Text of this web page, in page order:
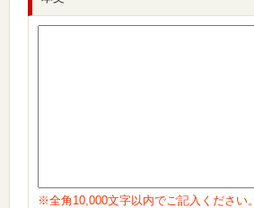
※全角10,000文字以内でご記入ください。